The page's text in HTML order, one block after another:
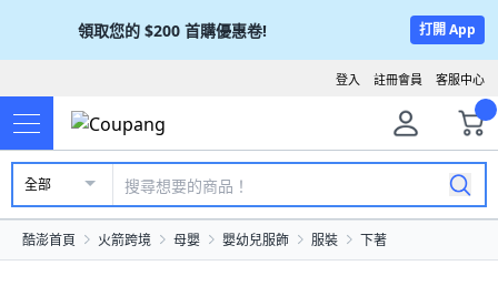
領取您的 $200 首購優惠卷! 打開 App
客服中心
註冊會員
登入
全部
酷澎首頁 火箭跨境 母嬰 嬰幼兒服飾 服裝 下著